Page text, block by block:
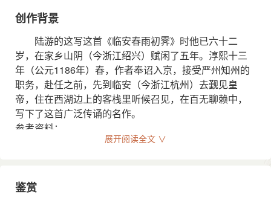
节还来得及回到镜湖边的山阴故家。
霁（jì）：雨后或雪后转晴。
世味：人世滋味；社会人情。
客：客居。
京华：京城之美称。因京城是文物、人才汇集之地，故
明朝（zhāo）：明日早晨。
创作背景
陆游的这写这首《临安春雨初霁》时他已六十二
岁，在家乡山阴（今浙江绍兴）赋闲了五年。淳熙十三
年（公元1186年）春，作者奉诏入京，接受严州知州的
职务，赴任之前，先到临安（今浙江杭州）去觐见皇
帝，住在西湖边上的客栈里听候召见，在百无聊赖中，
写下了这首广泛传诵的名作。
参考资料：
展开阅读全文 ∨
鉴赏